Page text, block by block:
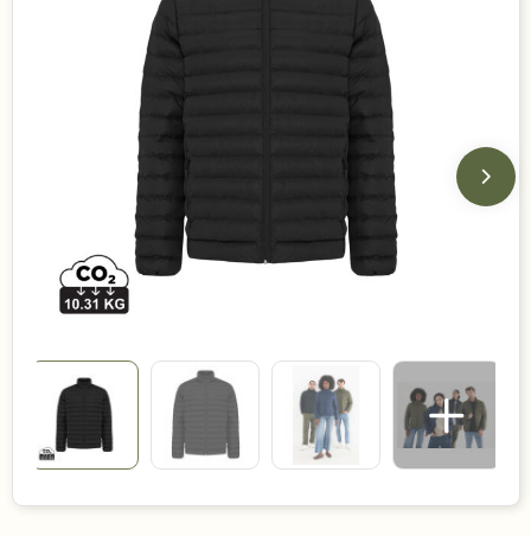
Made in Europe
Recycled
Bestsellers